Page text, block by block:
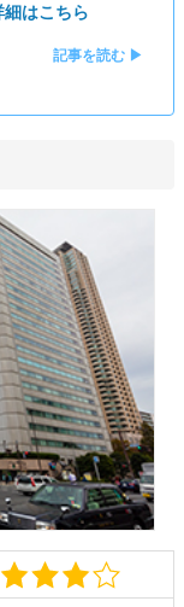
はこちら
記事を読む ▶